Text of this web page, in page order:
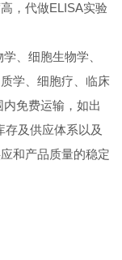
，代做ELISA实验
、细胞生物学、
学、细胞疗、临床
免费运输，如出
存及供应体系以及
和产品质量的稳定